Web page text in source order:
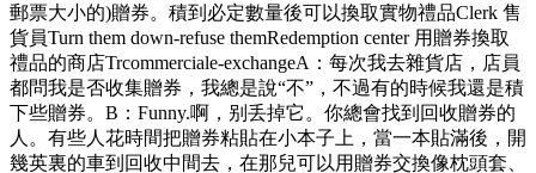
郵票大小的)贈券。積到必定數量後可以換取實物禮品Clerk 售
貨員Turn them down-refuse themRedemption center 用贈券換取
禮品的商店Trcommerciale-exchangeA：每次我去雜貨店，店員
都問我是否收集贈券，我總是說“不”，不過有的時候我還是積
下些贈券。B：Funny.啊，别丢掉它。你總會找到回收贈券的
人。有些人花時間把贈券粘貼在小本子上，當一本貼滿後，開
幾英裏的車到回收中間去，在那兒可以用贈券交換像枕頭套、